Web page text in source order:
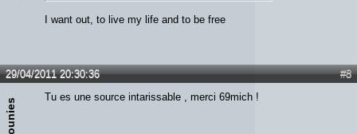
I want out, to live my life and to be free
#8
29/04/2011 20:30:36
mounies
Tu es une source intarissable , merci 69mich !